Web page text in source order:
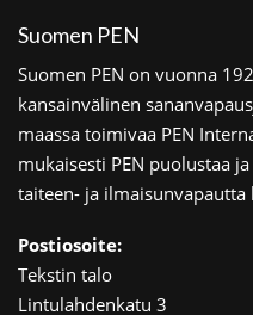
Suomen PEN
Suomen PEN on vuonna
kansainvälinen
maassa toimivaa PEN
mukaisesti PEN puolustaa
taiteen- ja ilmaisunvapautta
Postiosoite:
Tekstin talo
Lintulahdenkatu 3